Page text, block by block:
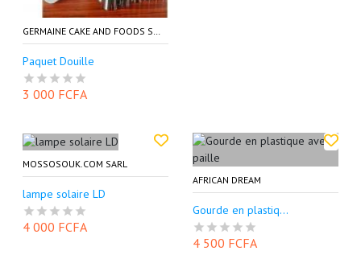
GERMAINE CAKE AND FOODS SHOP (GECAFOODS)
Paquet Douille
3 000 FCFA
MOSSOSOUK.COM SARL
lampe solaire LD
4 000 FCFA
AFRICAN DREAM
Gourde en plastiq...
4 500 FCFA